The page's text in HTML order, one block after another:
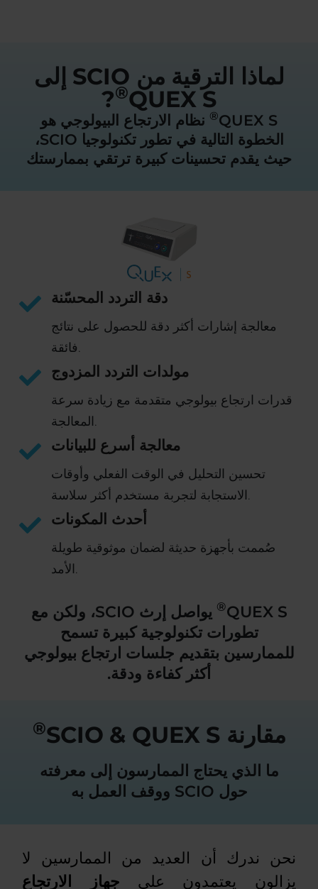
لماذا الترقية من SCIO إلى
QUEX S
®
?
QUEX S
® نظام الارتجاع البيولوجي هو
الخطوة التالية في تطور تكنولوجيا SCIO،
حيث يقدم تحسينات كبيرة ترتقي بممارستك
دقة التردد المحسّنة
معالجة إشارات أكثر دقة للحصول على نتائج
فائقة.
مولدات التردد المزدوج
قدرات ارتجاع بيولوجي متقدمة مع زيادة سرعة
المعالجة.
معالجة أسرع للبيانات
تحسين التحليل في الوقت الفعلي وأوقات
الاستجابة لتجربة مستخدم أكثر سلاسة.
أحدث المكونات
صُممت بأجهزة حديثة لضمان موثوقية طويلة
الأمد.
QUEX S
®
يواصل إرث SCIO، ولكن مع
تطورات تكنولوجية كبيرة تسمح
للممارسين بتقديم جلسات ارتجاع بيولوجي
أكثر كفاءة ودقة.
مقارنة SCIO & QUEX S ®
ما الذي يحتاج الممارسون إلى معرفته
حول SCIO ووقف العمل به
نحن ندرك أن العديد من الممارسين لا
يزالون يعتمدون على جهاز الارتجاع